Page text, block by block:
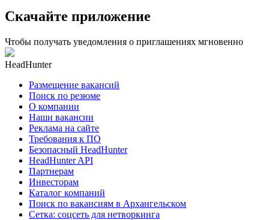
Скачайте приложение
Чтобы получать уведомления о приглашениях мгновенно
HeadHunter
Размещение вакансий
Поиск по резюме
О компании
Наши вакансии
Реклама на сайте
Требования к ПО
Безопасный HeadHunter
HeadHunter API
Партнерам
Инвесторам
Каталог компаний
Поиск по вакансиям в Архангельском
Сетка: соцсеть для нетворкинга